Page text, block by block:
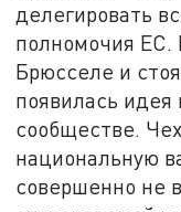
делегировать
полномочия ЕС.
Брюсселе и
появилась идея
сообществе.
национальную
совершенно не